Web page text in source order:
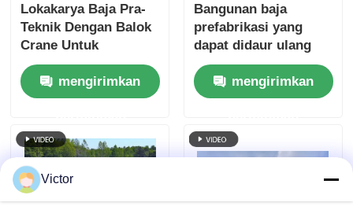
Lokakarya Baja Pra-
Teknik Dengan Balok
Crane Untuk
Lokakarya Produksi
Industri Berat
mengirimkan
Bangunan baja
prefabrikasi yang
dapat didaur ulang
Bangunan bengkel
industrimengirimkan
Victor